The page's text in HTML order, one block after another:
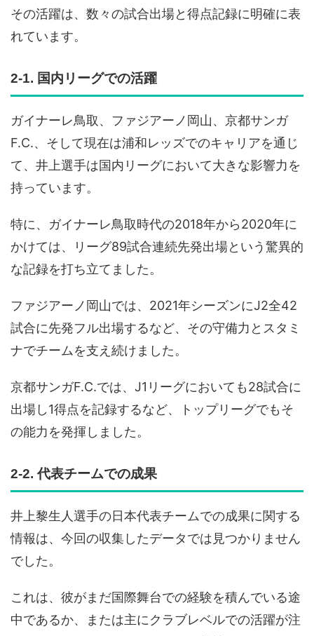
その活躍は、数々の試合出場と得点記録に明確に表
れています。
2-1. 国内リーグでの活躍
ガイナーレ鳥取、ファジアーノ岡山、京都サンガ
F.C.、そして現在は浦和レッズでのキャリアを通じ
て、井上選手は国内リーグにおいて大きな影響力を
持っています。
特に、ガイナーレ鳥取時代の2018年から2020年に
かけては、リーグ89試合連続先発出場という驚異的
な記録を打ち立てました。
ファジアーノ岡山では、2021年シーズンにJ2全42
試合に先発フル出場するなど、その守備力とスタミ
ナでチームを支え続けました。
京都サンガF.C.では、J1リーグにおいても28試合に
出場し1得点を記録するなど、トップリーグでもそ
の能力を発揮しました。
2-2. 代表チームでの成果
井上黎生人選手の日本代表チームでの成果に関する
情報は、今回の収集したデータでは見つかりません
でした。
これは、彼がまだ国際舞台での経験を積んでいる途
中であるか、または主にクラブレベルでの活躍が注